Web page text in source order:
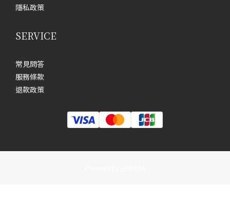
隱私政策
SERVICE
常見問答
服務條款
退款政策